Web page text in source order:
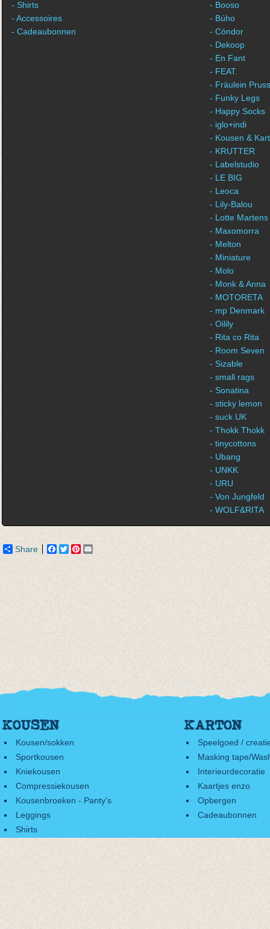
- Shirts
- Accessoires
- Cadeaubonnen
- Booso
- Búho
- Cóndor
- Dekoop
- En Fant
- FEAT.
- Fräulein
- Funky Legs
- Happy Socks
- iglo+indi
- Kousen &
- KRUTTER
- Labelstudio
- LE BIG
- Leoca
- Lily-Balou
- Lotte Martens
- Maxomorra
- Melton
- Miniature
- Molo
- Monk & Anna
- MOTORETA
- mp Denmark
- Oilily
- Rita co Rita
- Room Seven
- Sizable
- small rags
- Sonatina
- sticky lemon
- suck UK
- Thokk Thokk
- tinycottons
- Ubang
- UNKK
- URU
- Von Jungfeld
- WOLF&RITA
Share Facebook
TwitterPinterest
KOUSEN
Kousen/sokken
Sportkousen
Kniekousen
Compressiekousen
Kousenbroeken - Panty's
Leggings
Shirts
KARTON
Speelgoed /
Masking tape/
Interieurdecoratie
Kaartjes enzo
Opbergen
Cadeaubonnen